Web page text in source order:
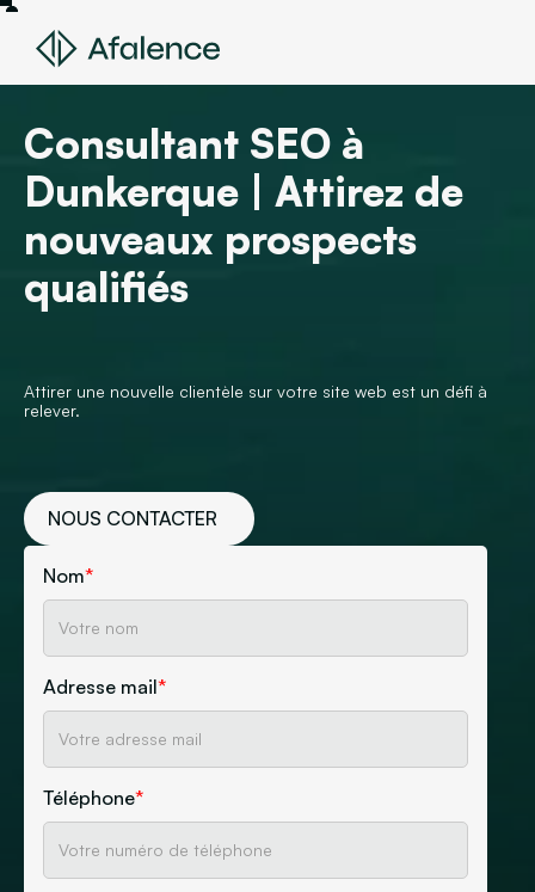
Consultant SEO à
Dunkerque | Attirez de
nouveaux prospects
qualifiés
Attirer une nouvelle clientèle sur votre site web est un défi à
relever.
NOUS CONTACTER
Nom*
Adresse mail*
Téléphone*